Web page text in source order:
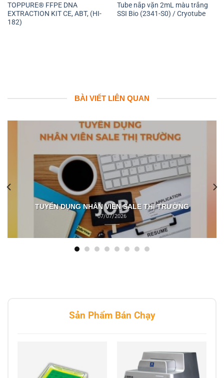
TOPPURE® FFPE DNA
EXTRACTION KIT CE, ABT, (HI-
182)
Tube nắp vặn 2mL màu trắng
SSI Bio (2341-S0) / Cryotube
BÀI VIẾT LIÊN QUAN
TUYỂN DỤNG NHÂN VIÊN SALE THỊ TRƯỜNG
07/07/2026
Sản Phẩm Bán Chạy